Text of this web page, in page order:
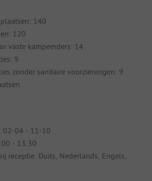
140
120
vaste kampeerders: 14
9
zonder sanitaire voorzieningen: 9
02-04 - 11-10
- 13:30
receptie: Duits, Nederlands, Engels,